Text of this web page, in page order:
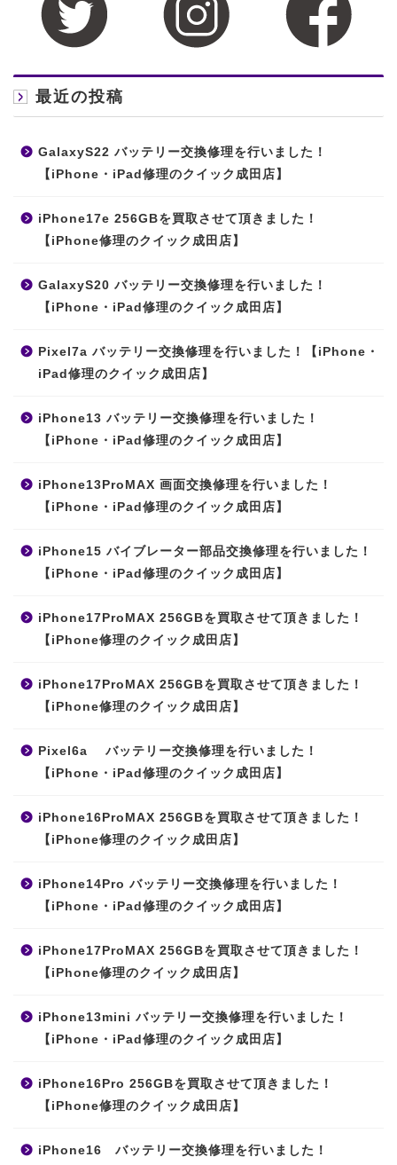
最近の投稿
GalaxyS22 バッテリー交換修理を行いました！
【iPhone・iPad修理のクイック成田店】
iPhone17e 256GBを買取させて頂きました！
【iPhone修理のクイック成田店】
GalaxyS20 バッテリー交換修理を行いました！
【iPhone・iPad修理のクイック成田店】
Pixel7a バッテリー交換修理を行いました！【iPhone・
iPad修理のクイック成田店】
iPhone13 バッテリー交換修理を行いました！
【iPhone・iPad修理のクイック成田店】
iPhone13ProMAX 画面交換修理を行いました！
【iPhone・iPad修理のクイック成田店】
iPhone15 バイブレーター部品交換修理を行いました！
【iPhone・iPad修理のクイック成田店】
iPhone17ProMAX 256GBを買取させて頂きました！
【iPhone修理のクイック成田店】
iPhone17ProMAX 256GBを買取させて頂きました！
【iPhone修理のクイック成田店】
Pixel6a バッテリー交換修理を行いました！
【iPhone・iPad修理のクイック成田店】
iPhone16ProMAX 256GBを買取させて頂きました！
【iPhone修理のクイック成田店】
iPhone14Pro バッテリー交換修理を行いました！
【iPhone・iPad修理のクイック成田店】
iPhone17ProMAX 256GBを買取させて頂きました！
【iPhone修理のクイック成田店】
iPhone13mini バッテリー交換修理を行いました！
【iPhone・iPad修理のクイック成田店】
iPhone16Pro 256GBを買取させて頂きました！
【iPhone修理のクイック成田店】
iPhone16 バッテリー交換修理を行いました！